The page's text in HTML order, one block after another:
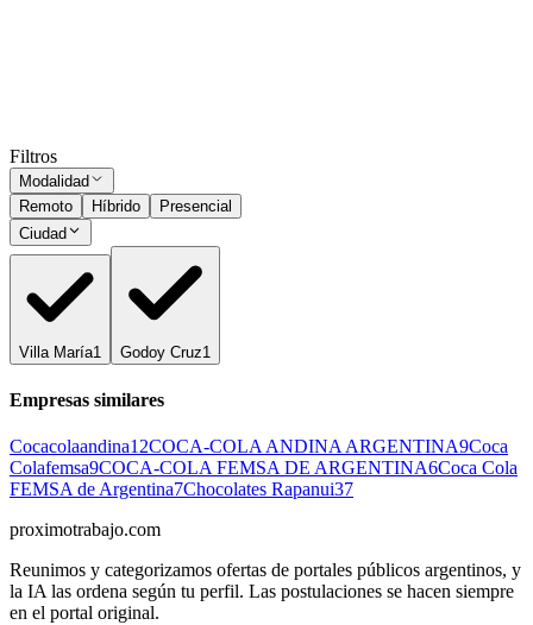
Filtros
Modalidad
Remoto
Híbrido
Presencial
Ciudad
Villa María1 Godoy Cruz1
Empresas similares
Cocacolaandina12COCA-COLA ANDINA ARGENTINA9Coca
Colafemsa9COCA-COLA FEMSA DE ARGENTINA6Coca Cola
FEMSA de Argentina7Chocolates Rapanui37
proximotrabajo.com
Reunimos y categorizamos ofertas de portales públicos argentinos, y
la IA las ordena según tu perfil. Las postulaciones se hacen siempre
en el portal original.